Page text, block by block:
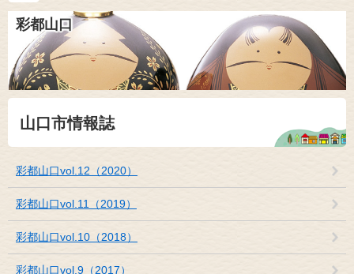
彩都山口
山口市情報誌
彩都山口vol.12（2020）
彩都山口vol.11（2019）
彩都山口vol.10（2018）
彩都山口vol.9（2017）